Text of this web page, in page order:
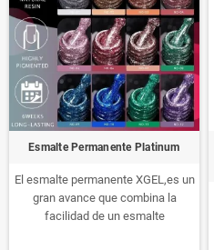
Esmalte Permanente Platinum
El esmalte permanente XGEL,es un
gran avance que combina la
facilidad de un esmalte